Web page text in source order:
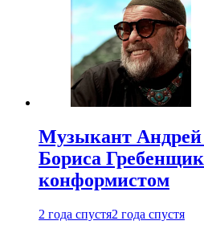
Музыкант Андрей
Бориса
конформистом
2 года спустя2 года спустя